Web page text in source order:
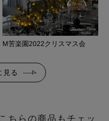
M苦楽園2022クリスマス会
見る
ちらの商品もチェッ